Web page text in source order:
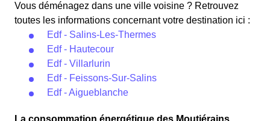
Vous déménagez dans une ville voisine ? Retrouvez
toutes les informations concernant votre destination ici :
Edf - Salins-Les-Thermes
Edf - Hautecour
Edf - Villarlurin
Edf - Feissons-Sur-Salins
Edf - Aigueblanche
La consommation énergétique des Moutiérains